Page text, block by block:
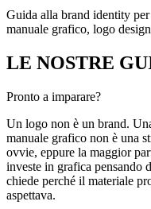
Guida alla brand identity
manuale grafico, logo
LE NOSTRE
Pronto a imparare?
Un logo non è un brand.
manuale grafico non è una
ovvie, eppure la maggior
investe in grafica
chiede perché il materiale
aspettava.